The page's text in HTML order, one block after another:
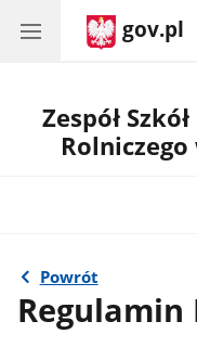
gov.pl
Zespół
Powrót